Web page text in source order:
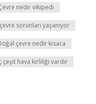
nedir vikipedi
sorunları yaşanıyor
çevre nedir kısaca
çeşit hava kirliliği vardır